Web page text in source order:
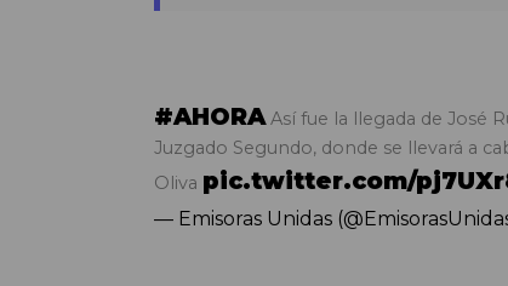
#AHORAAsí fue la llegada de José
Juzgado Segundo, donde se llevará a
Oliva pic.twitter.com/
— Emisoras Unidas